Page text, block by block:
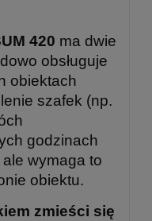
420 ma dwie
obsługuje
obiektach
szafek (np.
godzinach
wymaga to
obiektu.
zmieści się